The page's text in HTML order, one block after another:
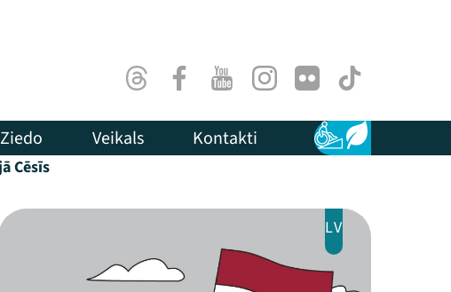
ThreadsFacebookYoutubeInstagram
Flick TikTok
Ziedo Veikals Kontakti Pieejamība
Ilgtspēja
Cēsīs
LV